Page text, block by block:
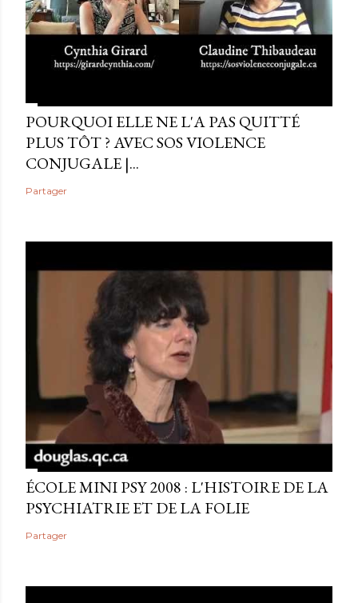
POURQUOI ELLE NE L'A PAS QUITTÉ
PLUS TÔT ? AVEC SOS VIOLENCE
CONJUGALE |...
Partager
ÉCOLE MINI PSY 2008 : L'HISTOIRE DE LA
PSYCHIATRIE ET DE LA FOLIE
Partager